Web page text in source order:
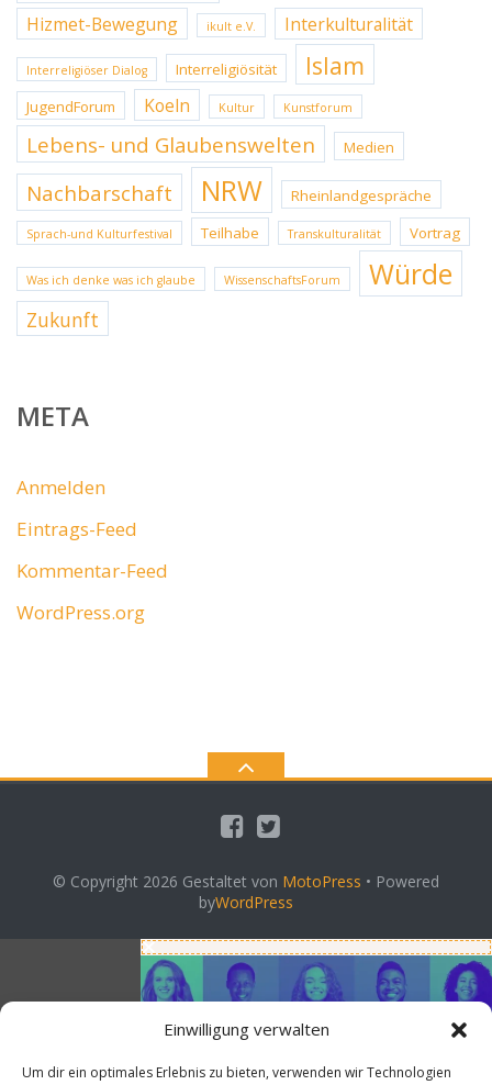
Einwilligung verwalten
Um dir ein optimales Erlebnis zu bieten, verwenden wir Technologien
Hizmet-Bewegung
ikult e.V. Interkulturalität
Interreligiöser Dialog Interreligiösität Islam
JugendForum Koeln Kultur Kunstforum
Lebens- und Glaubenswelten Medien
Nachbarschaft NRW Rheinlandgespräche
Sprach-und Kulturfestival Teilhabe Transkulturalität Vortrag
Was ich denke was ich glaube WissenschaftsForum Würde
Zukunft
META
Anmelden
Eintrags-Feed
Kommentar-Feed
WordPress.org
© Copyright 2026 Gestaltet von MotoPress • Powered
byWordPress